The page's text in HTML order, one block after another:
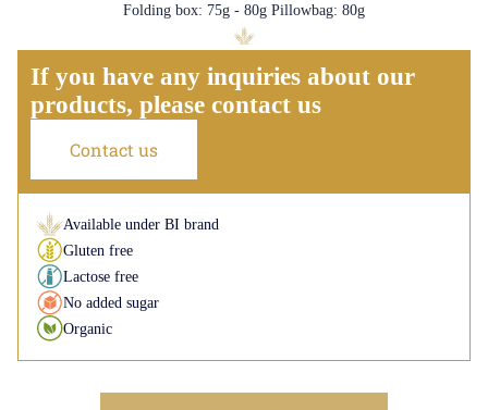
Folding box: 75g - 80g Pillowbag: 80g
If you have any inquiries about our
products, please contact us
Contact us
Available under BI brand
Gluten free
Lactose free
No added sugar
Organic